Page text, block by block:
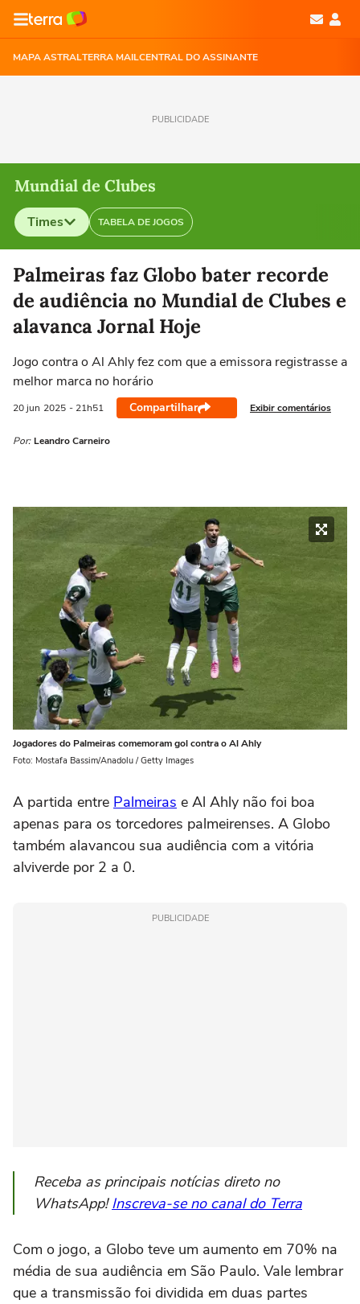
MAPA ASTRALTERRA MAILCENTRAL DO ASSINANTE
PUBLICIDADE
Mundial de Clubes
Times TABELA DE JOGOS
Selecione o time para ver as notícias
Palmeiras faz Globo bater recorde
de audiência no Mundial de Clubes e
alavanca Jornal Hoje
Jogo contra o Al Ahly fez com que a emissora registrasse a
melhor marca no horário
20 jun 2025 - 21h51 Compartilhar Exibir comentários
Por: Leandro Carneiro
Jogadores do Palmeiras comemoram gol contra o Al Ahly
Foto: Mostafa Bassim/Anadolu / Getty Images
A partida entre Palmeiras e Al Ahly não foi boa
apenas para os torcedores palmeirenses. A Globo
também alavancou sua audiência com a vitória
alviverde por 2 a 0.
PUBLICIDADE
Receba as principais notícias direto no
WhatsApp!Inscreva-se no canal do Terra
Com o jogo, a Globo teve um aumento em 70% na
média de sua audiência em São Paulo. Vale lembrar
que a transmissão foi dividida em duas partes